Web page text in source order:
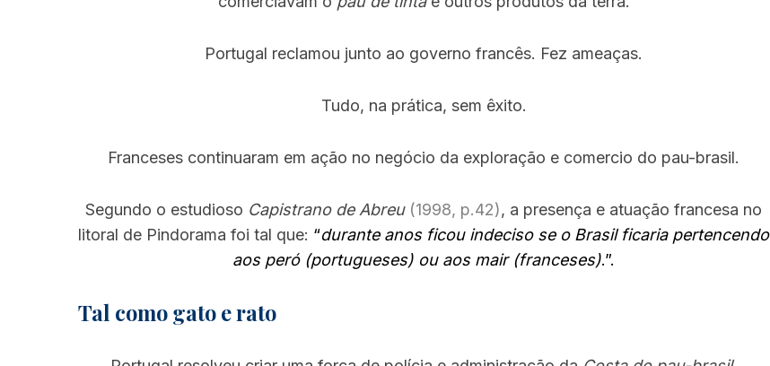
Portugal reclamou junto ao governo francês. Fez ameaças.
Tudo, na prática, sem êxito.
Franceses continuaram em ação no negócio da exploração e comercio do pau-brasil.
Segundo o estudioso Capistrano de Abreu (1998, p.42), a presença e atuação francesa no
litoral de Pindorama foi tal que: “durante anos ficou indeciso se o Brasil ficaria pertencendo
aos peró (portugueses) ou aos mair (franceses).”.
Tal como gato e rato